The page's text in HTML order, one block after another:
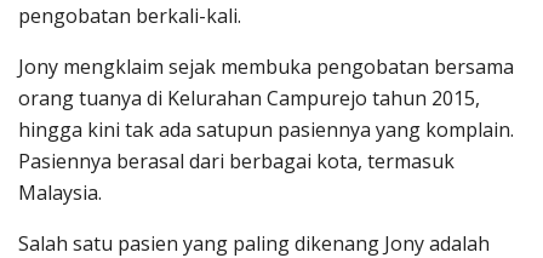
pengobatan berkali-kali.
Jony mengklaim sejak membuka pengobatan bersama
orang tuanya di Kelurahan Campurejo tahun 2015,
hingga kini tak ada satupun pasiennya yang komplain.
Pasiennya berasal dari berbagai kota, termasuk
Malaysia.
Salah satu pasien yang paling dikenang Jony adalah